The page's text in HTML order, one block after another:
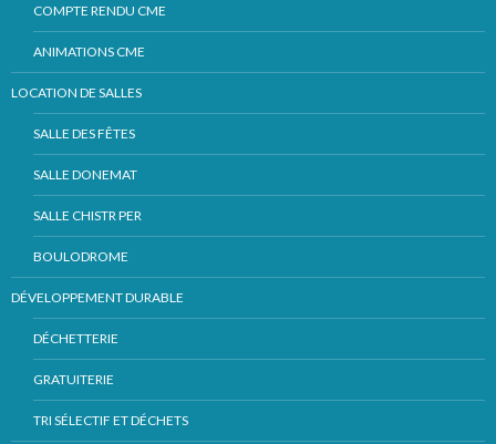
COMPTE RENDU CME
ANIMATIONS CME
LOCATION DE SALLES
SALLE DES FÊTES
SALLE DONEMAT
SALLE CHISTR PER
BOULODROME
DÉVELOPPEMENT DURABLE
DÉCHETTERIE
GRATUITERIE
TRI SÉLECTIF ET DÉCHETS